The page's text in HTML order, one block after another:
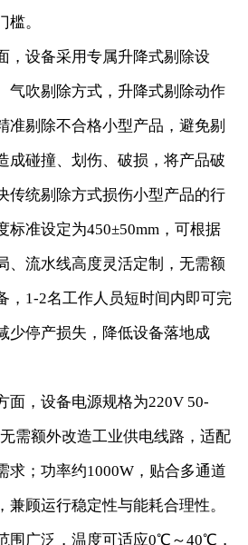
。
，设备采用专属升降式剔除设
气吹剔除方式，升降式剔除动作
准剔除不合格小型产品，避免剔
成碰撞、划伤、破损，将产品破
传统剔除方式损伤小型产品的行
标准设定为450±50mm，可根据
、流水线高度灵活定制，无需额
，1-2名工作人员短时间内即可完
少停产损失，降低设备落地成
面，设备电源规格为220V 50-
需额外改造工业供电线路，适配
求；功率约1000W，贴合多通道
兼顾运行稳定性与能耗合理性。
围广泛，温度可适应0℃～40℃，